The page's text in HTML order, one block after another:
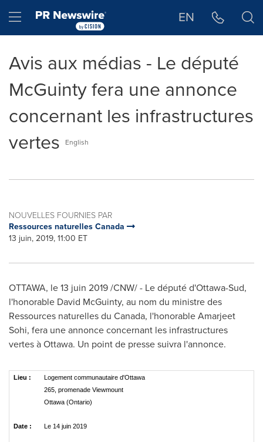
Hamburger menu EN
Avis aux médias - Le député
McGuinty fera une annonce
concernant les infrastructures
vertes
English
NOUVELLES FOURNIES PAR
Ressources naturelles Canada
13 juin, 2019, 11:00 ET
OTTAWA, le 13 juin 2019 /CNW/ - Le député d'Ottawa-Sud,
l'honorable David McGuinty, au nom du ministre des
Ressources naturelles du Canada, l'honorableAmarjeet
Sohi, fera une annonce concernant les infrastructures
vertes à Ottawa. Un point de presse suivra l'annonce.
Lieu :
Logement communautaire d'Ottawa
265, promenade Viewmount
Ottawa (Ontario)
Date : Le 14 juin 2019